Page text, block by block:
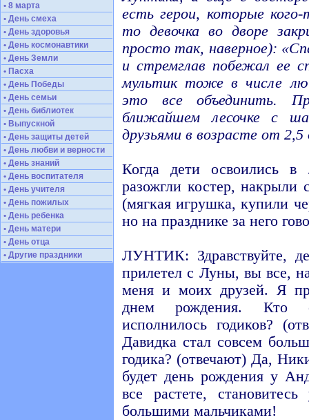
• 8 марта
• День смеха
• День здоровья
• День космонавтики
• День Земли
• Пасха
• День Победы
• День семьи
• День библиотек
• Выпускной
• День защиты детей
• День любви и верности
• День знаний
• День воспитателя
• День учителя
• День пожилых
• День ребенка
• День матери
• День отца
• Другие праздники
есть герои, которые
то девочка во дворе
просто так, наверное):
и стремглав побежал ее
мультик тоже в числе
это все объединить.
ближайшем лесочке с
друзьями в возрасте от
Когда дети освоились
разожгли костер,
(мягкая игрушка, купили
но на празднике за него
ЛУНТИК: Здравствуйте,
прилетел с Луны, вы все,
меня и моих друзей. Я
днем рождения. Кто
исполнилось годиков?
Давидка стал совсем
годика? (отвечают) Да,
будет день рождения у
все растете,
большими мальчиками!